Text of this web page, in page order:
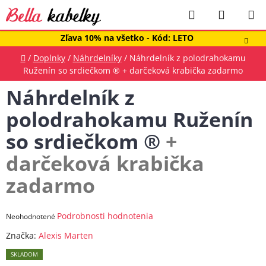
Prejsť
na
obsah
Zľava 10% na všetko - Kód: LETO
Hľadať
KOŠÍK
Domov
/ Doplnky / Náhrdelníky / Náhrdelník z polodrahokamu
Ruženín so srdiečkom ® + darčeková krabička zadarmo
Náhrdelník z
polodrahokamu Ruženín
so srdiečkom ® +
darčeková krabička
zadarmo
Priemerné
produktu
je
Neohodnotené Podrobnosti hodnotenia
Značka: Alexis Marten
SKLADOM